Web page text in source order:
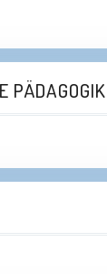
PÄDAGOGIK